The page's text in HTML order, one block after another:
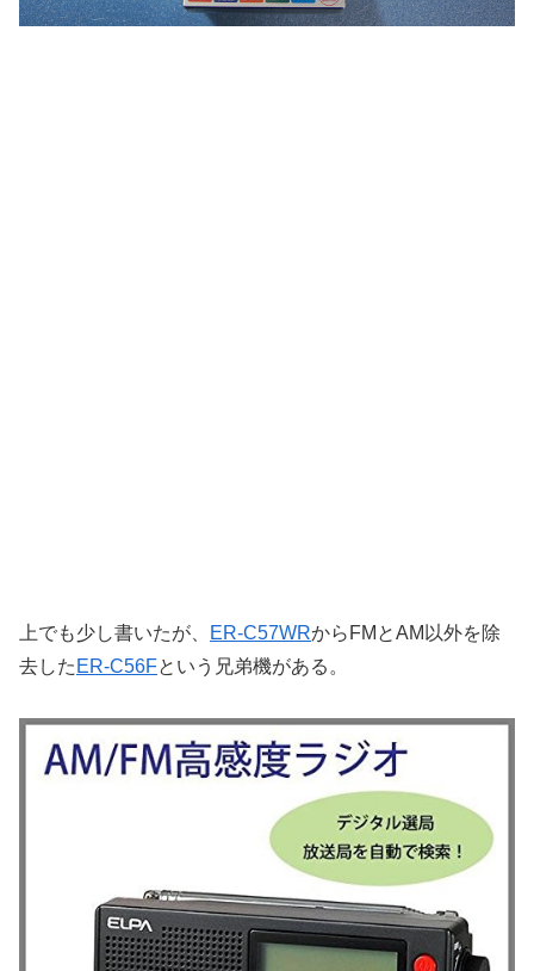
上でも少し書いたが、 ER-C57WRからFMとAM以外を除
去した ER-C56Fという兄弟機がある。